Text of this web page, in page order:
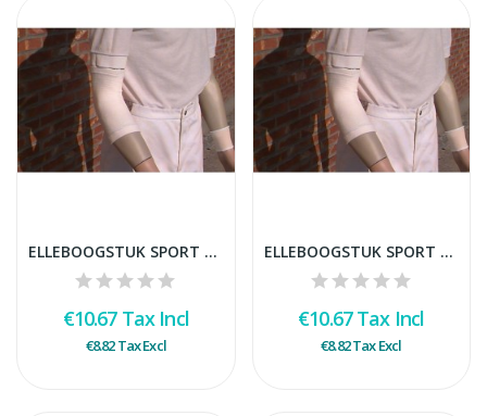
ELLEBOOGSTUK SPORT WIT MEDIUM/PAAR
€10.67 Tax Incl
€8.82Tax Excl
ELLEBOOGSTUK SPORT WIT LARGE/PAAR
€10.67Tax Incl
€8.82Tax Excl